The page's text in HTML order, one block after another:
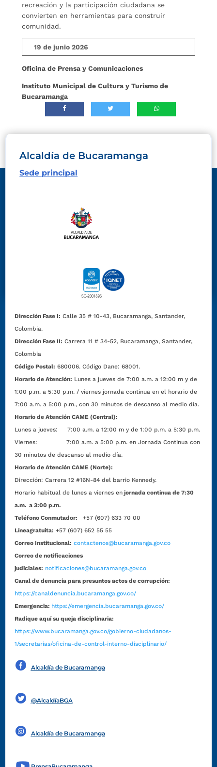
recreación y la participación ciudadana se
convierten en herramientas para construir
comunidad.
19 de junio 2026
Oficina de Prensa y Comunicaciones
Instituto Municipal de Cultura y Turismo de
Bucaramanga
Alcaldía de Bucaramanga
Sede principal
Dirección Fase I: Calle 35 # 10-43, Bucaramanga, Santander,
Colombia.
Dirección Fase II: Carrera 11 # 34-52, Bucaramanga, Santander,
Colombia
Código Postal: 680006. Código Dane: 68001.
Horario de Atención: Lunes a jueves de 7:00 a.m. a 12:00 m y de
1:00 p.m. a 5:30 p.m. / viernes jornada continua en el horario de
7:00 a.m. a 5:00 p.m., con 30 minutos de descanso al medio día.
Horario de Atención CAME (Central):
Lunes a jueves: 7:00 a.m. a 12:00 m y de 1:00 p.m. a 5:30 p.m.
Viernes: 7:00 a.m. a 5:00 p.m. en Jornada Continua con
30 minutos de descanso al medio día.
Horario de Atención CAME (Norte):
Dirección:Carrera 12 #16N-84 del barrio Kennedy.
Horario habitual de lunes a viernes en jornada continua de 7:30
a.m. a 3:00 p.m.
Teléfono Conmutador:
+57 (607) 633 70 00
Líneagratuita: +57 (607) 652 55 55
Correo Institucional: contactenos@bucaramanga.gov.co
Correo de notificaciones
judiciales: notificaciones@bucaramanga.gov.co
Canal de denuncia para presuntos actos de corrupción:
https://canaldenuncia.bucaramanga.gov.co/
Emergencia: https://emergencia.bucaramanga.gov.co/
Radique aquí su queja disciplinaria:
https://www.bucaramanga.gov.co/gobierno-ciudadanos-
1/secretarias/oficina-de-control-interno-disciplinario/
Alcaldía de Bucaramanga
@AlcaldíaBGA
Alcaldía de Bucaramanga